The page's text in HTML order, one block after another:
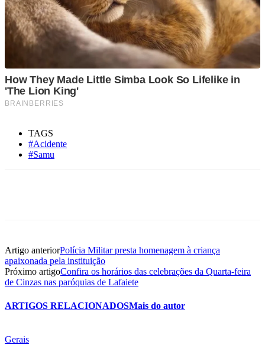
TAGS
#Acidente
#Samu
Artigo anteriorPolícia Militar presta homenagem à criança
apaixonada pela instituição
Próximo artigoConfira os horários das celebrações da Quarta-feira
de Cinzas nas paróquias de Lafaiete
ARTIGOS RELACIONADOSMais do autor
Gerais